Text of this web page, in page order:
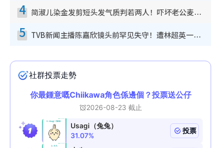
4 简淑儿染金发剪短头发气质判若两人！吓坏老公麦大力都认不出：“你做什么？”
5 TVB新闻主播陈嘉欣镜头前罕见失守！遭林超英一句话突袭吓坏当场大笑